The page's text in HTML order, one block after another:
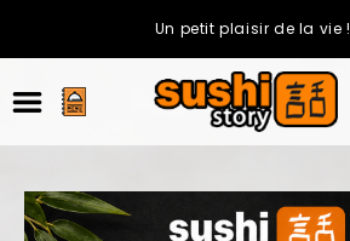
Un petit plaisir de la vie !